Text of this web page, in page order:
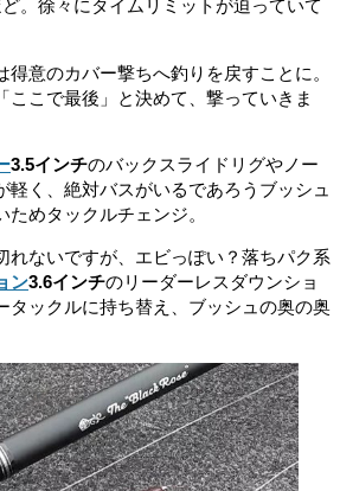
。徐々にタイムリミットが迫っていて
意のカバー撃ちへ釣りを戻すことに。
ここで最後」と決めて、撃っていきま
3.5インチのバックスライドリグやノー
軽く、絶対バスがいるであろうブッシュ
めタックルチェンジ。
れないですが、エビっぽい？落ちパク系
ン3.6インチのリーダーレスダウンショ
タックルに持ち替え、ブッシュの奥の奥